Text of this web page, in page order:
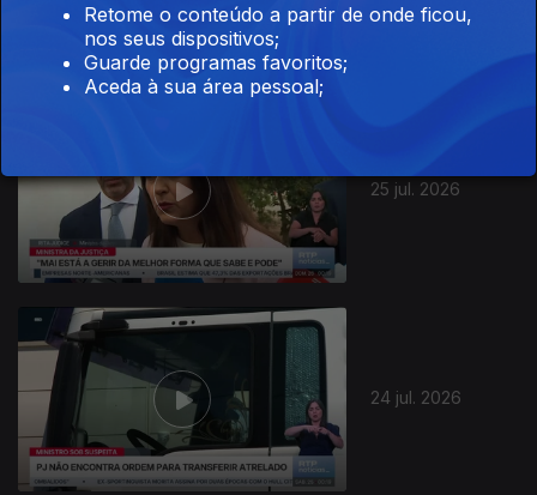
25 jul. 2026
24 jul. 2026
Retome o conteúdo a partir de onde ficou,
nos seus dispositivos;
Guarde programas favoritos;
Aceda à sua área pessoal;